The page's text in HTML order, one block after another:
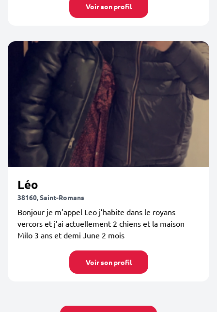
Voir son profil
Léo
38160, Saint-Romans
Bonjour je m’appel Leo j’habite dans le royans
vercors et j’ai actuellement 2 chiens et la maison
Milo 3 ans et demi June 2 mois
Voir son profil